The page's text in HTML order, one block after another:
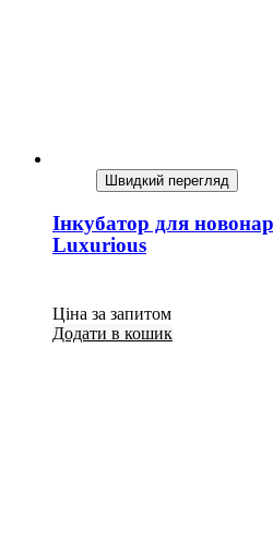
Швидкий перегляд
Інкубатор для
Luxurious
Ціна за запитом
Додати в кошик